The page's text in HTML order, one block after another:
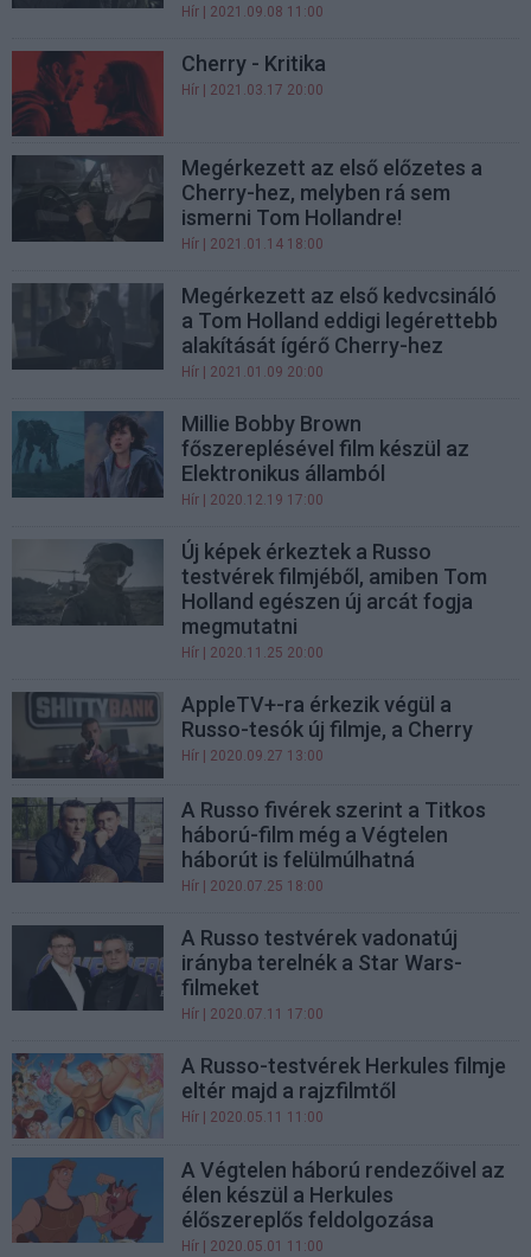
Hír | 2021.09.08 11:00
Cherry - Kritika
Hír | 2021.03.17 20:00
Megérkezett az első előzetes a
Cherry-hez, melyben rá sem
ismerni Tom Hollandre!
Hír | 2021.01.14 18:00
Megérkezett az első kedvcsináló
a Tom Holland eddigi legérettebb
alakítását ígérő Cherry-hez
Hír | 2021.01.09 20:00
Millie Bobby Brown
főszereplésével film készül az
Elektronikus államból
Hír | 2020.12.19 17:00
Új képek érkeztek a Russo
testvérek filmjéből, amiben Tom
Holland egészen új arcát fogja
megmutatni
Hír | 2020.11.25 20:00
AppleTV+-ra érkezik végül a
Russo-tesók új filmje, a Cherry
Hír | 2020.09.27 13:00
A Russo fivérek szerint a Titkos
háború-film még a Végtelen
háborút is felülmúlhatná
Hír | 2020.07.25 18:00
A Russo testvérek vadonatúj
irányba terelnék a Star Wars-
filmeket
Hír | 2020.07.11 17:00
A Russo-testvérek Herkules filmje
eltér majd a rajzfilmtől
Hír | 2020.05.11 11:00
A Végtelen háború rendezőivel az
élen készül a Herkules
élőszereplős feldolgozása
Hír | 2020.05.01 11:00